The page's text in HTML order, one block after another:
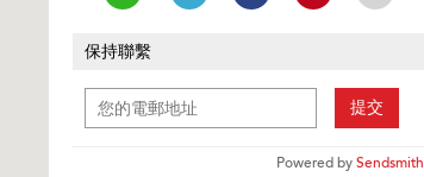
保持聯繫
提交
Powered bySendsmith